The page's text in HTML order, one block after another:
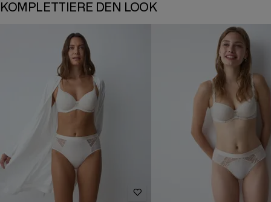
KOMPLETTIERE DEN LOOK